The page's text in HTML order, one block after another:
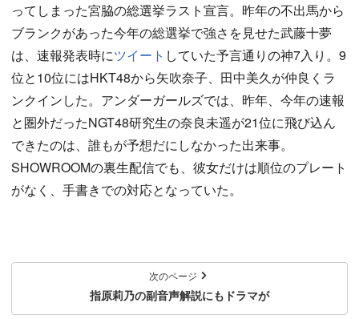
ってしまった宮脇の総選挙ラスト宣言。昨年の不出馬から
ブランクがあった今年の総選挙で強さを見せた武藤十夢
は、速報発表時にツイート していた予言通りの神7入り。9
位と10位にはHKT48から矢吹奈子、田中美久が仲良くラ
ンクインした。アンダーガールズでは、昨年、今年の速報
と圏外だったNGT48研究生の奈良未遥が21位に飛び込ん
できたのは、誰もが予想だにしなかった出来事。
SHOWROOMの裏生配信でも、彼女だけは順位のプレート
がなく、手書きでの対応となっていた。
次のページ
指原莉乃の副音声解説にもドラマが